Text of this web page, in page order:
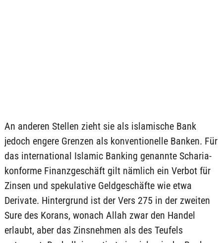
An anderen Stellen zieht sie als islamische Bank
jedoch engere Grenzen als konventionelle Banken. Für
das international Islamic Banking genannte Scharia-
konforme Finanzgeschäft gilt nämlich ein Verbot für
Zinsen und spekulative Geldgeschäfte wie etwa
Derivate. Hintergrund ist der Vers 275 in der zweiten
Sure des Korans, wonach Allah zwar den Handel
erlaubt, aber das Zinsnehmen als des Teufels